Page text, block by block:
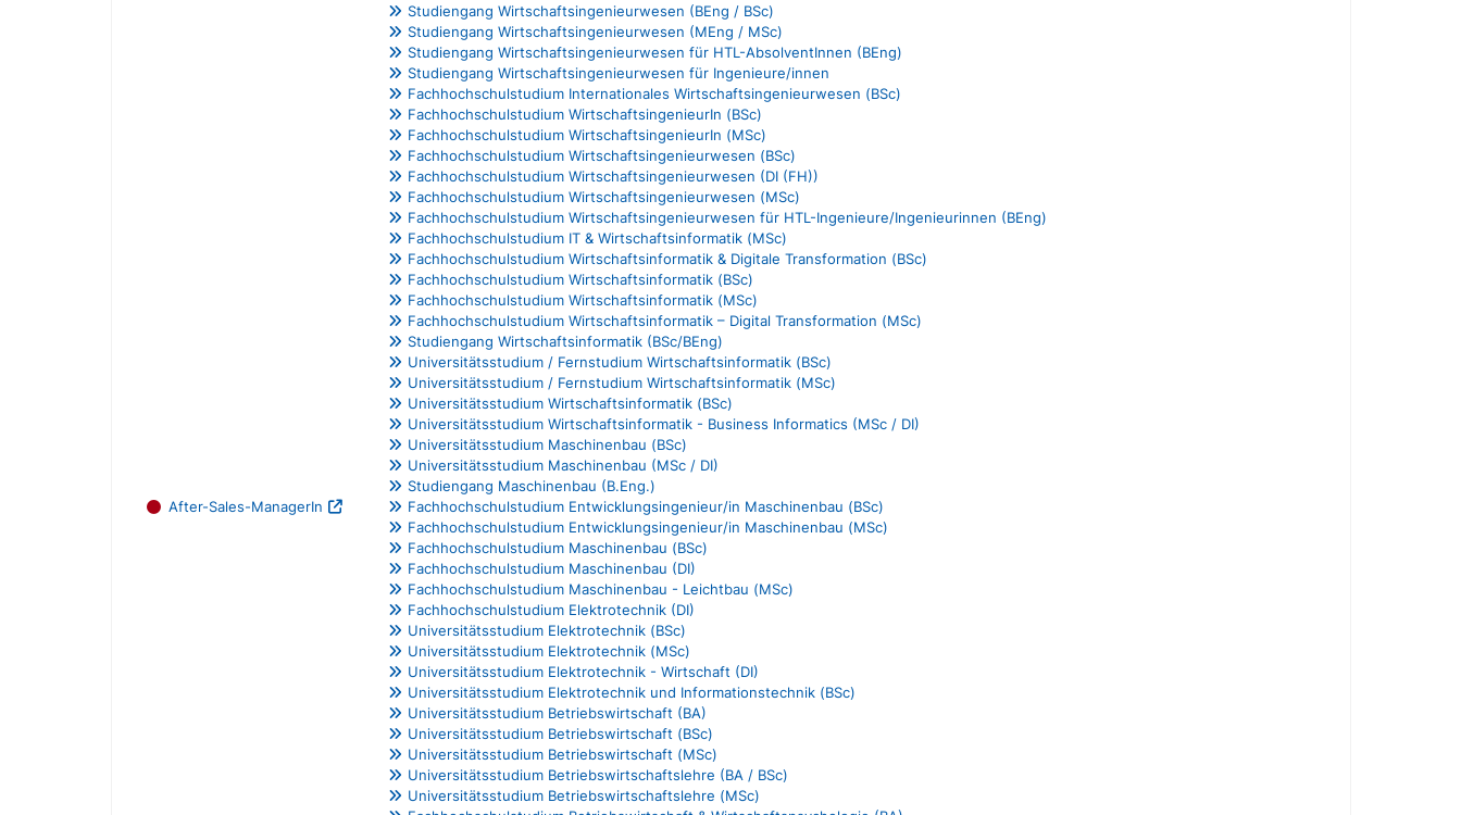
After-Sales-ManagerIn
Studiengang Wirtschaftsingenieurwesen (BEng / BSc)
Studiengang Wirtschaftsingenieurwesen (MEng / MSc)
Studiengang Wirtschaftsingenieurwesen für HTL-AbsolventInnen (BEng)
Studiengang Wirtschaftsingenieurwesen für Ingenieure/innen
Fachhochschulstudium Internationales Wirtschaftsingenieurwesen (BSc)
Fachhochschulstudium WirtschaftsingenieurIn (BSc)
Fachhochschulstudium WirtschaftsingenieurIn (MSc)
Fachhochschulstudium Wirtschaftsingenieurwesen (BSc)
Fachhochschulstudium Wirtschaftsingenieurwesen (DI (FH))
Fachhochschulstudium Wirtschaftsingenieurwesen (MSc)
Fachhochschulstudium Wirtschaftsingenieurwesen für HTL-Ingenieure/Ingenieurinnen (BEng)
Fachhochschulstudium IT & Wirtschaftsinformatik (MSc)
Fachhochschulstudium Wirtschaftsinformatik & Digitale Transformation (BSc)
Fachhochschulstudium Wirtschaftsinformatik (BSc)
Fachhochschulstudium Wirtschaftsinformatik (MSc)
Fachhochschulstudium Wirtschaftsinformatik – Digital Transformation (MSc)
Studiengang Wirtschaftsinformatik (BSc/BEng)
Universitätsstudium / Fernstudium Wirtschaftsinformatik (BSc)
Universitätsstudium / Fernstudium Wirtschaftsinformatik (MSc)
Universitätsstudium Wirtschaftsinformatik (BSc)
Universitätsstudium Wirtschaftsinformatik - Business Informatics (MSc / DI)
Universitätsstudium Maschinenbau (BSc)
Universitätsstudium Maschinenbau (MSc / DI)
Studiengang Maschinenbau (B.Eng.)
Fachhochschulstudium Entwicklungsingenieur/in Maschinenbau (BSc)
Fachhochschulstudium Entwicklungsingenieur/in Maschinenbau (MSc)
Fachhochschulstudium Maschinenbau (BSc)
Fachhochschulstudium Maschinenbau (DI)
Fachhochschulstudium Maschinenbau - Leichtbau (MSc)
Fachhochschulstudium Elektrotechnik (DI)
Universitätsstudium Elektrotechnik (BSc)
Universitätsstudium Elektrotechnik (MSc)
Universitätsstudium Elektrotechnik - Wirtschaft (DI)
Universitätsstudium Elektrotechnik und Informationstechnik (BSc)
Universitätsstudium Betriebswirtschaft (BA)
Universitätsstudium Betriebswirtschaft (BSc)
Universitätsstudium Betriebswirtschaft (MSc)
Universitätsstudium Betriebswirtschaftslehre (BA / BSc)
Universitätsstudium Betriebswirtschaftslehre (MSc)